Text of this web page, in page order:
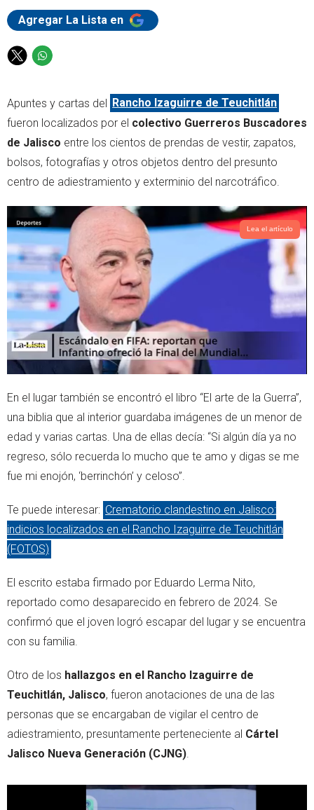
Agregar La Lista en
T
t
t
r
W
t
s
a
p
p
Apuntes y cartas del Rancho Izaguirre de Teuchitlán
fueron localizados por el colectivo Guerreros Buscadores
de Jalisco entre los cientos de prendas de vestir, zapatos,
bolsos, fotografías y otros objetos dentro del presunto
centro de adiestramiento y exterminio del narcotráfico.
Lea el artículo
En el lugar también se encontró el libro “El arte de la Guerra”,
una biblia que al interior guardaba imágenes de un menor de
edad y varias cartas. Una de ellas decía: “Si algún día ya no
regreso, sólo recuerda lo mucho que te amo y digas se me
fue mi enojón, ‘berrinchón’ y celoso”.
Te puede interesar: Crematorio clandestino en Jalisco:
indicios localizados en el Rancho Izaguirre de Teuchitlán
(FOTOS)
El escrito estaba firmado por Eduardo Lerma Nito,
reportado como desaparecido en febrero de 2024. Se
confirmó que el joven logró escapar del lugar y se encuentra
con su familia.
Otro de los hallazgos en el Rancho Izaguirre de
Teuchitlán, Jalisco, fueron anotaciones de una de las
personas que se encargaban de vigilar el centro de
adiestramiento, presuntamente perteneciente al Cártel
Jalisco Nueva Generación (CJNG).